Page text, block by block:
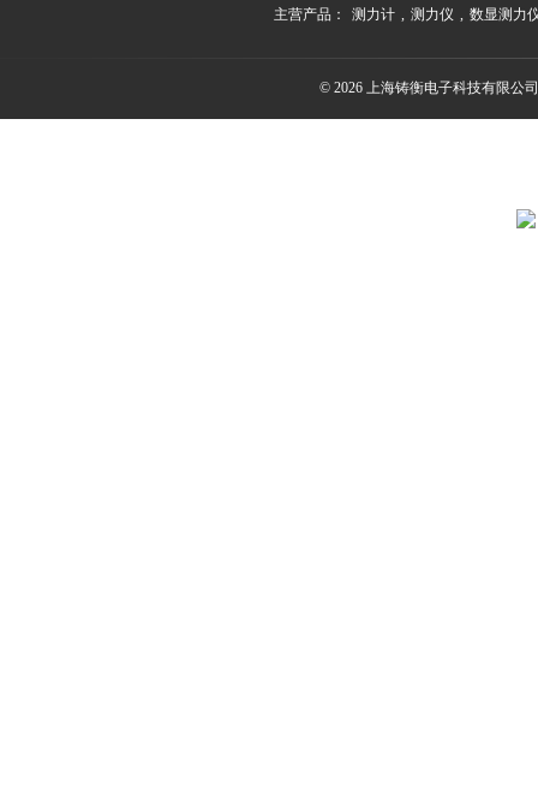
主营产品： 测力计 , 测力仪 , 数显测力
© 2026 上海铸衡电子科技有限公